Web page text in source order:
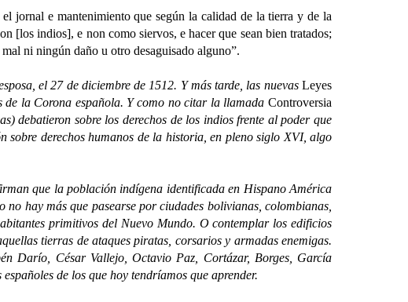
jornal e mantenimiento que según la calidad de la tierra y de la
[los indios], e non como siervos, e hacer que sean bien tratados;
ni ningún daño u otro desaguisado alguno”.
el 27 de diciembre de 1512. Y más tarde, las nuevasLeyes
la Corona española. Y como no citar la llamada Controversia
debatieron sobre los derechos de los indios frente al poder que
sobre derechos humanos de la historia, en pleno siglo XVI, algo
que la población indígena identificada en Hispano América
hay más que pasearse por ciudades bolivianas, colombianas,
primitivos del Nuevo Mundo. O contemplar los edificios
tierras de ataques piratas, corsarios y armadas enemigas.
Darío, César Vallejo, Octavio Paz, Cortázar, Borges, García
de los que hoy tendríamos que aprender.